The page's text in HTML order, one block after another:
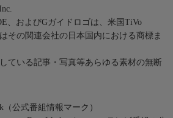
、およびGガイドロゴは、米国TiVo
その関連会社の日本国内における商標ま
ている記事・写真等あらゆる素材の無断
（公式番組情報マーク）